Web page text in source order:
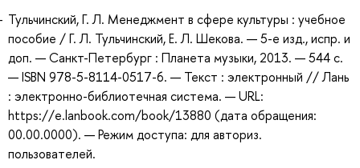
Тульчинский, Г. Л. Менеджмент в сфере культуры : учебное
пособие / Г. Л. Тульчинский, Е. Л. Шекова. — 5-е изд., испр. и
доп. — Санкт-Петербург : Планета музыки, 2013. — 544 с.
— ISBN 978-5-8114-0517-6. — Текст : электронный // Лань
: электронно-библиотечная система. — URL:
https://e.lanbook.com/book/13880 (дата обращения:
00.00.0000). — Режим доступа: для авториз.
пользователей.